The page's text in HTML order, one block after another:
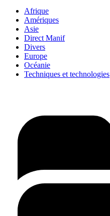
Afrique
Amériques
Asie
Direct Manif
Divers
Europe
Océanie
Techniques et technologies